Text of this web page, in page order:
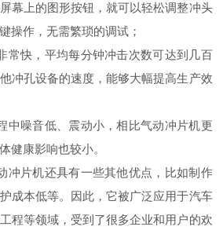
幕上的图形按钮，就可以轻松调整冲头
操作，无需繁琐的调试；
快，平均每分钟冲击次数可达到几百
冲孔设备的速度，能够大幅提高生产效
噪音低、震动小，相比气动冲片机更
健康影响也较小。
片机还具有一些其他优点，比如制作
成本低等。因此，它被广泛应用于汽车
程等领域，受到了很多企业和用户的欢